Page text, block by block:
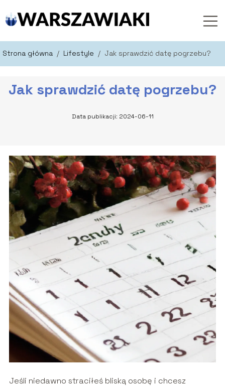
Strona główna / Lifestyle / Jak sprawdzić datę pogrzebu?
Jak sprawdzić datę pogrzebu?
Data publikacji: 2024-06-11
Jeśli niedawno straciłeś bliską osobę i chcesz